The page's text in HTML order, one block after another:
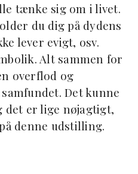
tænke sig om i livet.
du dig på dydens
lever evigt, osv.
Alt sammen for
overflod og
Det kunne
er lige nøjagtigt,
denne udstilling.